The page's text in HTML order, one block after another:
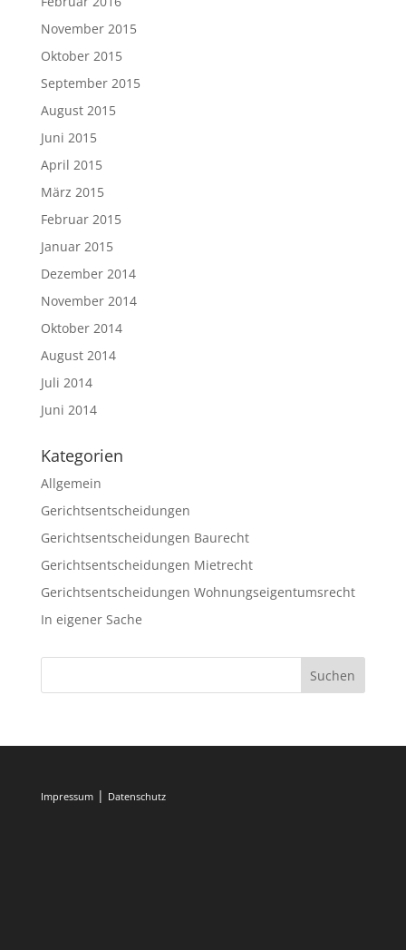
November 2015
Oktober 2015
September 2015
August 2015
Juni 2015
April 2015
März 2015
Februar 2015
Januar 2015
Dezember 2014
November 2014
Oktober 2014
August 2014
Juli 2014
Juni 2014
Kategorien
Allgemein
Gerichtsentscheidungen
Gerichtsentscheidungen Baurecht
Gerichtsentscheidungen Mietrecht
Gerichtsentscheidungen Wohnungseigentumsrecht
In eigener Sache
Impressum| Datenschutz